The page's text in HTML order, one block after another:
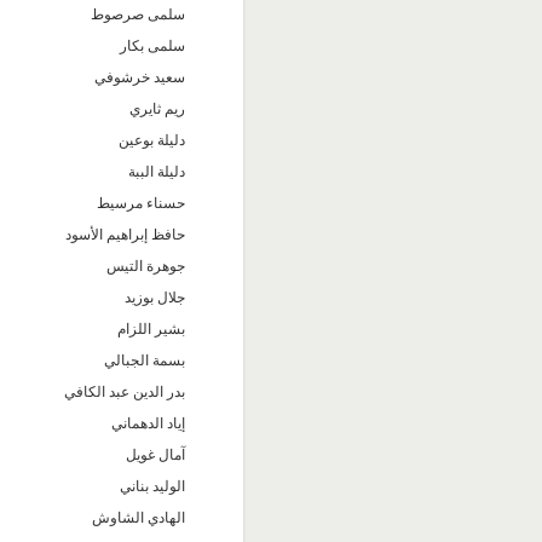
سلمى صرصوط
سلمى بكار
سعيد خرشوفي
ريم ثايري
دليلة بوعين
دليلة الببة
حسناء مرسيط
حافظ إبراهيم الأسود
جوهرة التيس
جلال بوزيد
بشير اللزام
بسمة الجبالي
بدر الدين عبد الكافي
إياد الدهماني
آمال غويل
الوليد بناني
الهادي الشاوش